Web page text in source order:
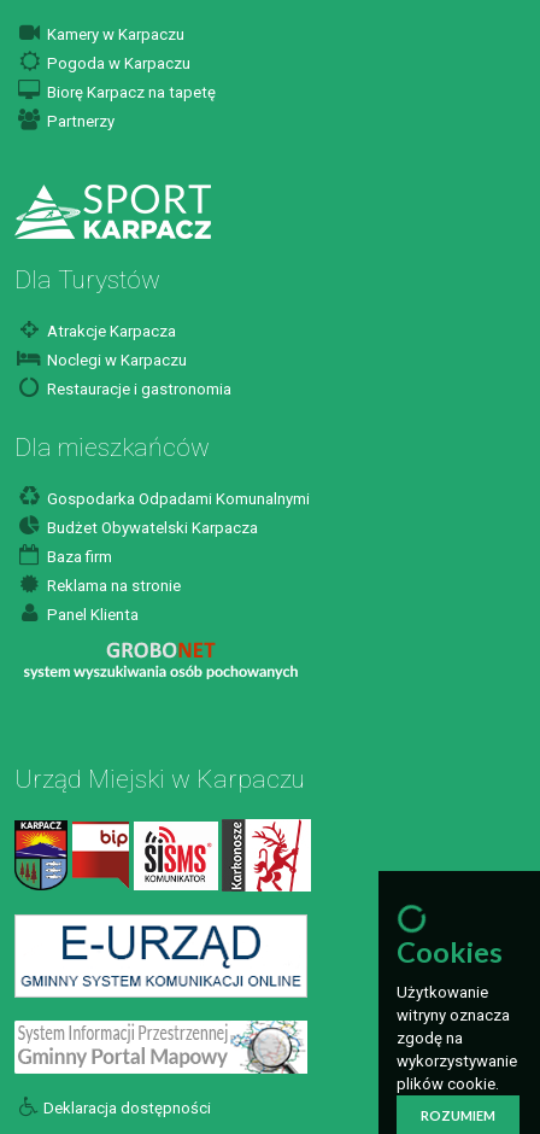
Kamery w Karpaczu
Pogoda w Karpaczu
Biorę Karpacz na tapetę
Partnerzy
Dla Turystów
Atrakcje Karpacza
Noclegi w Karpaczu
Restauracje i gastronomia
Dla mieszkańców
Gospodarka Odpadami Komunalnymi
Budżet Obywatelski Karpacza
Baza firm
Reklama na stronie
Panel Klienta
Urząd Miejski w Karpaczu
Deklaracja dostępności
Cookies
Użytkowanie
witryny oznacza
zgodę na
wykorzystywanie
plików cookie.
ROZUMIEM